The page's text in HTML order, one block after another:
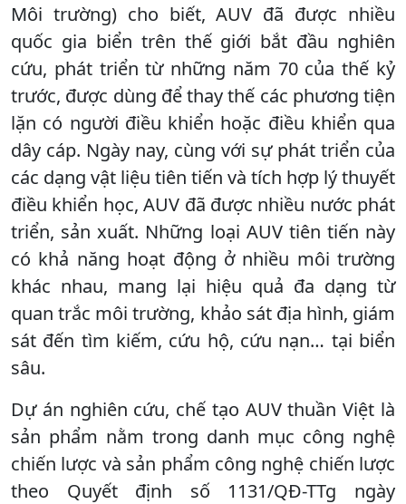
Môi trường) cho biết, AUV đã được nhiều
quốc gia biển trên thế giới bắt đầu nghiên
cứu, phát triển từ những năm 70 của thế kỷ
trước, được dùng để thay thế các phương tiện
lặn có người điều khiển hoặc điều khiển qua
dây cáp. Ngày nay, cùng với sự phát triển của
các dạng vật liệu tiên tiến và tích hợp lý thuyết
điều khiển học, AUV đã được nhiều nước phát
triển, sản xuất. Những loại AUV tiên tiến này
có khả năng hoạt động ở nhiều môi trường
khác nhau, mang lại hiệu quả đa dạng từ
quan trắc môi trường, khảo sát địa hình, giám
sát đến tìm kiếm, cứu hộ, cứu nạn… tại biển
sâu.
Dự án nghiên cứu, chế tạo AUV thuần Việt là
sản phẩm nằm trong danh mục công nghệ
chiến lược và sản phẩm công nghệ chiến lược
theo Quyết định số 1131/QĐ-TTg ngày